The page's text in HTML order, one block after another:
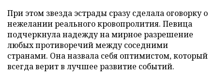
При этом звезда эстрады сразу сделала оговорку о
нежелании реального кровопролития. Певица
подчеркнула надежду на мирное разрешение
любых противоречий между соседними
странами. Она назвала себя оптимистом, который
всегда верит в лучшее развитие событий.